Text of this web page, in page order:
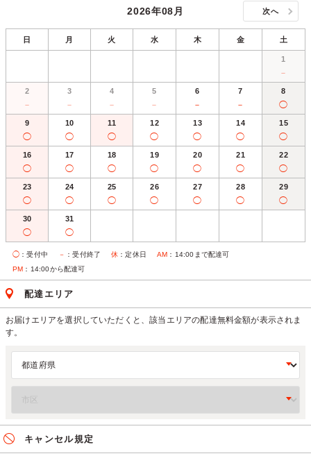
2026年08月 次へ
日 月 火 水 木 金 土
1
－
2
－
3
－
4
－
5
－
6
－
7
－
8
◯
9
◯
10
◯
11
◯
12
◯
13
◯
14
◯
15
◯
16
◯
17
◯
18
◯
19
◯
20
◯
21
◯
22
◯
23
◯
24
◯
25
◯
26
◯
27
◯
28
◯
29
◯
30
◯
31
◯
◯ ：受付中 － ：受付終了 休 ：定休日 AM ：14:00まで配達可
PM ：14:00から配達可
配達エリア
お届けエリアを選択していただくと、該当エリアの配達無料金額が表示されま
す。
キャンセル規定